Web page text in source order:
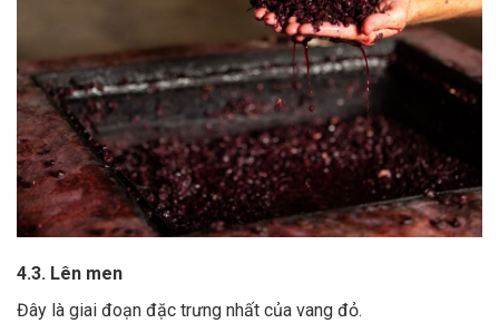
4.3. Lên men
Đây là giai đoạn đặc trưng nhất của vang đỏ.